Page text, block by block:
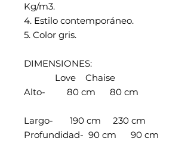
Kg/m3.
4. Estilo contemporáneo.
5. Color gris.
DIMENSIONES:
Love Chaise
Alto- 80 cm 80 cm
Largo- 190 cm 230 cm
Profundidad- 90 cm 90 cm